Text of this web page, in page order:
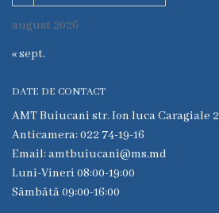
Secţia
medicina
nr.2
Serviciul
Consultativ
Specializat
Centrul
august 2026
« sept.
DATE DE CONTACT
AMT Buiucani str. Ion luca Caragiale 2
Anticamera: 022 74-19-16
Email: amtbuiucani@ms.md
Luni-Vineri 08:00-19:00
Sâmbătă 09:00-16:00